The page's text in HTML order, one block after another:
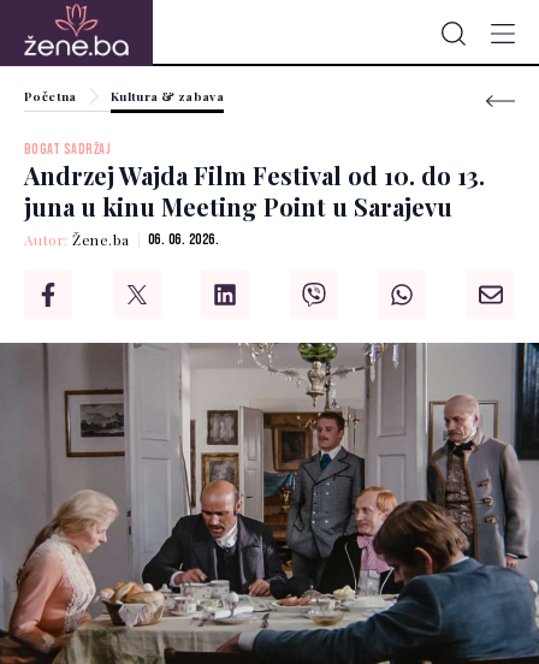
Početna Kultura & zabava
BOGAT SADRŽAJ
Andrzej Wajda Film Festival od 10. do 13.
juna u kinu Meeting Point u Sarajevu
Autor:Žene.ba 06. 06. 2026.